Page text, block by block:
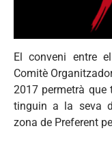
El conveni entre
Comitè
2017 permetrà
tinguin a la seva
zona de Preferent